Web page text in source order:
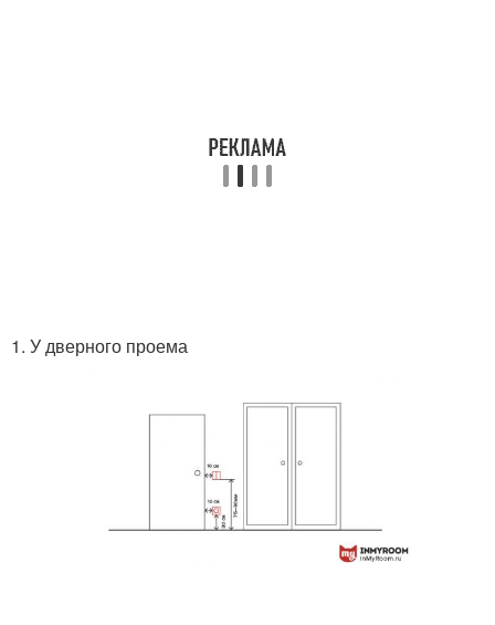
1. У дверного проема